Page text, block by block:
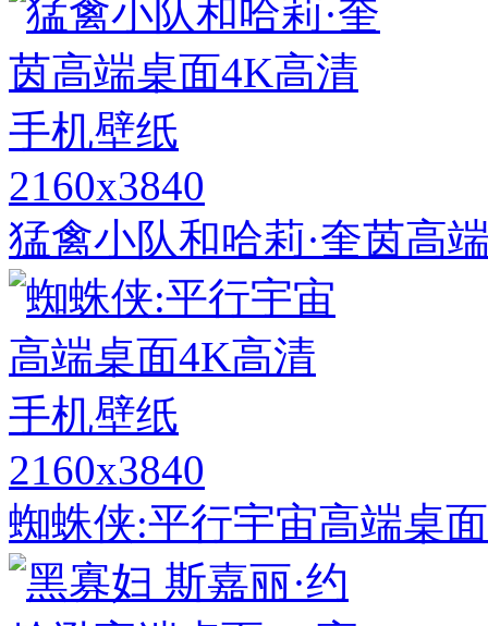
2160x3840
猛禽小队和哈莉·奎茵高
2160x3840
蜘蛛侠:平行宇宙高端桌